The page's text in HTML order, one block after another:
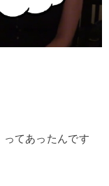
ってあったんです